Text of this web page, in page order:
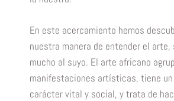
En este acercamiento hemos
nuestra manera de entender el arte,
mucho al suyo. El arte africano
manifestaciones artísticas, tiene un
carácter vital y social, y trata de